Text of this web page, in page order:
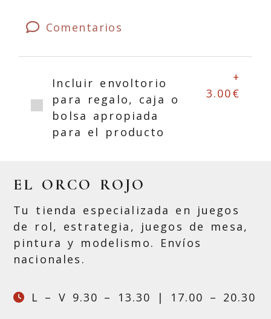
Comentarios
Incluir envoltorio
para regalo, caja o
bolsa apropiada
para el producto
+
3.00€
EL ORCO ROJO
Tu tienda especializada en juegos
de rol, estrategia, juegos de mesa,
pintura y modelismo. Envíos
nacionales.
L – V 9.30 – 13.30 | 17.00 – 20.30